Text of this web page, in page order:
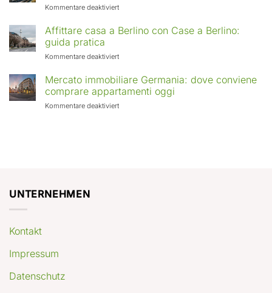
Kommentare deaktiviertfür
in
Europa:
in
crescita
rendimenti
Affittare casa a Berlino con Case a Berlino:
guida pratica
Kommentare deaktiviertfür
casa
a
Berlino
con
Mercato immobiliare Germania: dove conviene
comprare appartamenti oggi
Kommentare deaktiviertfür
UNTERNEHMEN
Kontakt
Impressum
Datenschutz